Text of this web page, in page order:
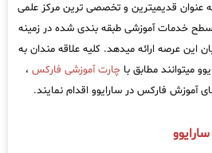
عنوان قدیمیترین و تخصصی ترین مرکز علمی
سطح خدمات آموزشی طبقه بندی شده در زمینه
این عرصه ارائه میدهد. کلیه علاقه مندان به
میتوانند مطابق با چارت آموزشی فارکس ،
فارکس در سارایوو اقدام نمایند.